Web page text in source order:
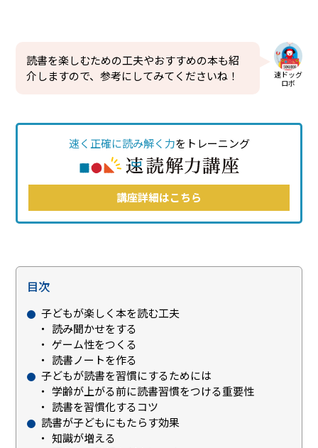
読書を楽しむための工夫やおすすめの本も紹
介しますので、参考にしてみてくださいね！
速ドッグ
ロボ
速く正確に読み解く力をトレーニング
講座詳細はこちら
目次
子どもが楽しく本を読む工夫
読み聞かせをする
ゲーム性をつくる
読書ノートを作る
子どもが読書を習慣にするためには
学齢が上がる前に読書習慣をつける重要性
読書を習慣化するコツ
読書が子どもにもたらす効果
知識が増える